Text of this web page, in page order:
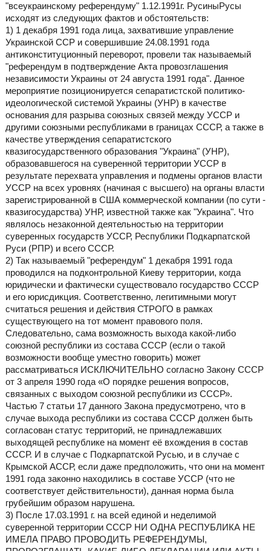
"всеукраинскому референдуму" 1.12.1991г. РусиныРусы
исходят из следующих фактов и обстоятельств:
1) 1 декабря 1991 года лица, захватившие управление
Украинской ССР и совершившие 24.08.1991 года
антиконституционный переворот, провели так называемый
"референдум в подтверждение Акта провозглашения
независимости Украины от 24 августа 1991 года". Данное
мероприятие позиционируется сепаратистской политико-
идеологической системой Украины (УНР) в качестве
основания для разрыва союзных связей между УССР и
другими союзными республиками в границах СССР, а также в
качестве утверждения сепаратистского
квазигосударственного образования "Украина" (УНР),
образовавшегося на суверенной территории УССР в
результате перехвата управления и подмены органов власти
УССР на всех уровнях (начиная с высшего) на органы власти
зарегистрированной в США коммерческой компании (по сути -
квазигосударства) УНР, известной также как "Украина". Что
являлось незаконной деятельностью на территории
суверенных государств УССР, Республики Подкарпатской
Руси (РПР) и всего СССР.
2) Так называемый "референдум" 1 декабря 1991 года
проводился на подконтрольной Киеву территории, когда
юридически и фактически существовало государство СССР
и его юрисдикция. Соответственно, легитимными могут
считаться решения и действия СТРОГО в рамках
существующего на тот момент правового поля.
Следовательно, сама возможность выхода какой-либо
союзной республики из состава СССР (если о такой
возможности вообще уместно говорить) может
рассматриваться ИСКЛЮЧИТЕЛЬНО согласно Закону СССР
от 3 апреля 1990 года «О порядке решения вопросов,
связанных с выходом союзной республики из СССР».
Частью 7 статьи 17 данного Закона предусмотрено, что в
случае выхода республики из состава СССР должен быть
согласован статус территорий, не принадлежавших
выходящей республике на момент её вхождения в состав
СССР. И в случае с Подкарпатской Русью, и в случае с
Крымской АССР, если даже предположить, что они на момент
1991 года законно находились в составе УССР (что не
соответствует действительности), данная норма была
грубейшим образом нарушена.
3) После 17.03.1991 г. на всей единой и неделимой
суверенной территории СССР НИ ОДНА РЕСПУБЛИКА НЕ
ИМЕЛА ПРАВО ПРОВОДИТЬ РЕФЕРЕНДУМЫ,